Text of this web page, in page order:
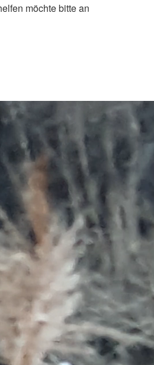
möchte bitte an